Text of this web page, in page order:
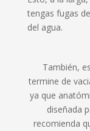
tengas fugas
del agua.
También,
termine de
ya que
diseñada
recomienda